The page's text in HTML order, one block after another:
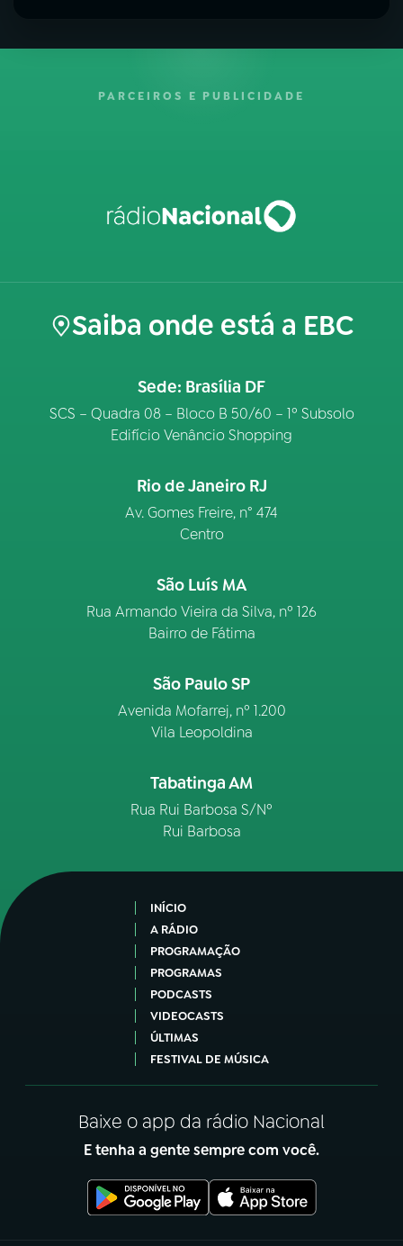
PARCEIROS E PUBLICIDADE
Saiba onde está a EBC
Sede: Brasília DF
SCS – Quadra 08 – Bloco B 50/60 – 1º Subsolo
Edifício Venâncio Shopping
Rio de Janeiro RJ
Av. Gomes Freire, n° 474
Centro
São Luís MA
Rua Armando Vieira da Silva, nº 126
Bairro de Fátima
São Paulo SP
Avenida Mofarrej, nº 1.200
Vila Leopoldina
Tabatinga AM
Rua Rui Barbosa S/Nº
Rui Barbosa
INÍCIO
A RÁDIO
PROGRAMAÇÃO
PROGRAMAS
PODCASTS
VIDEOCASTS
ÚLTIMAS
FESTIVAL DE MÚSICA
Baixe o app da rádio Nacional
E tenha a gente sempre com você.